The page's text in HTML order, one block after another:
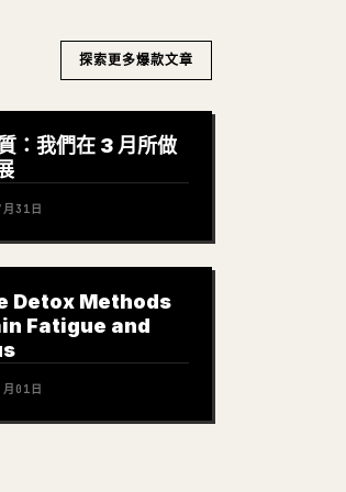
探索更多爆款文章
：我們在 3 月所做
31日
Detox Methods
Fatigue and
01日